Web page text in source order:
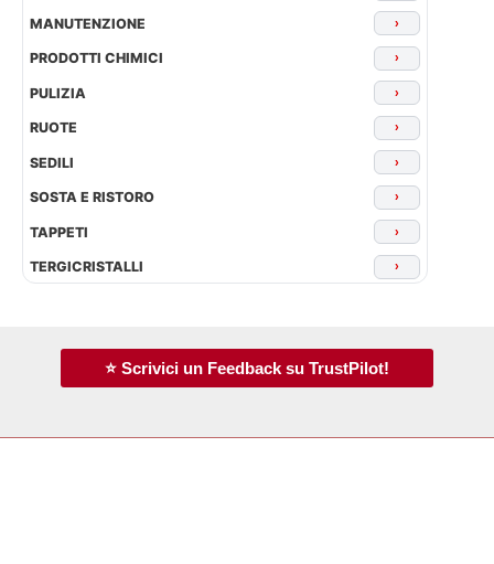
MANUTENZIONE ›
PRODOTTI CHIMICI ›
PULIZIA ›
RUOTE ›
SEDILI ›
SOSTA E RISTORO ›
TAPPETI ›
TERGICRISTALLI ›
⭐ Scrivici un Feedback su TrustPilot!